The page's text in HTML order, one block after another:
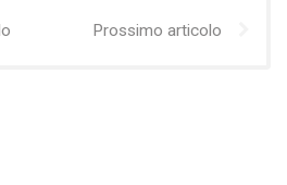
Prossimo articolo